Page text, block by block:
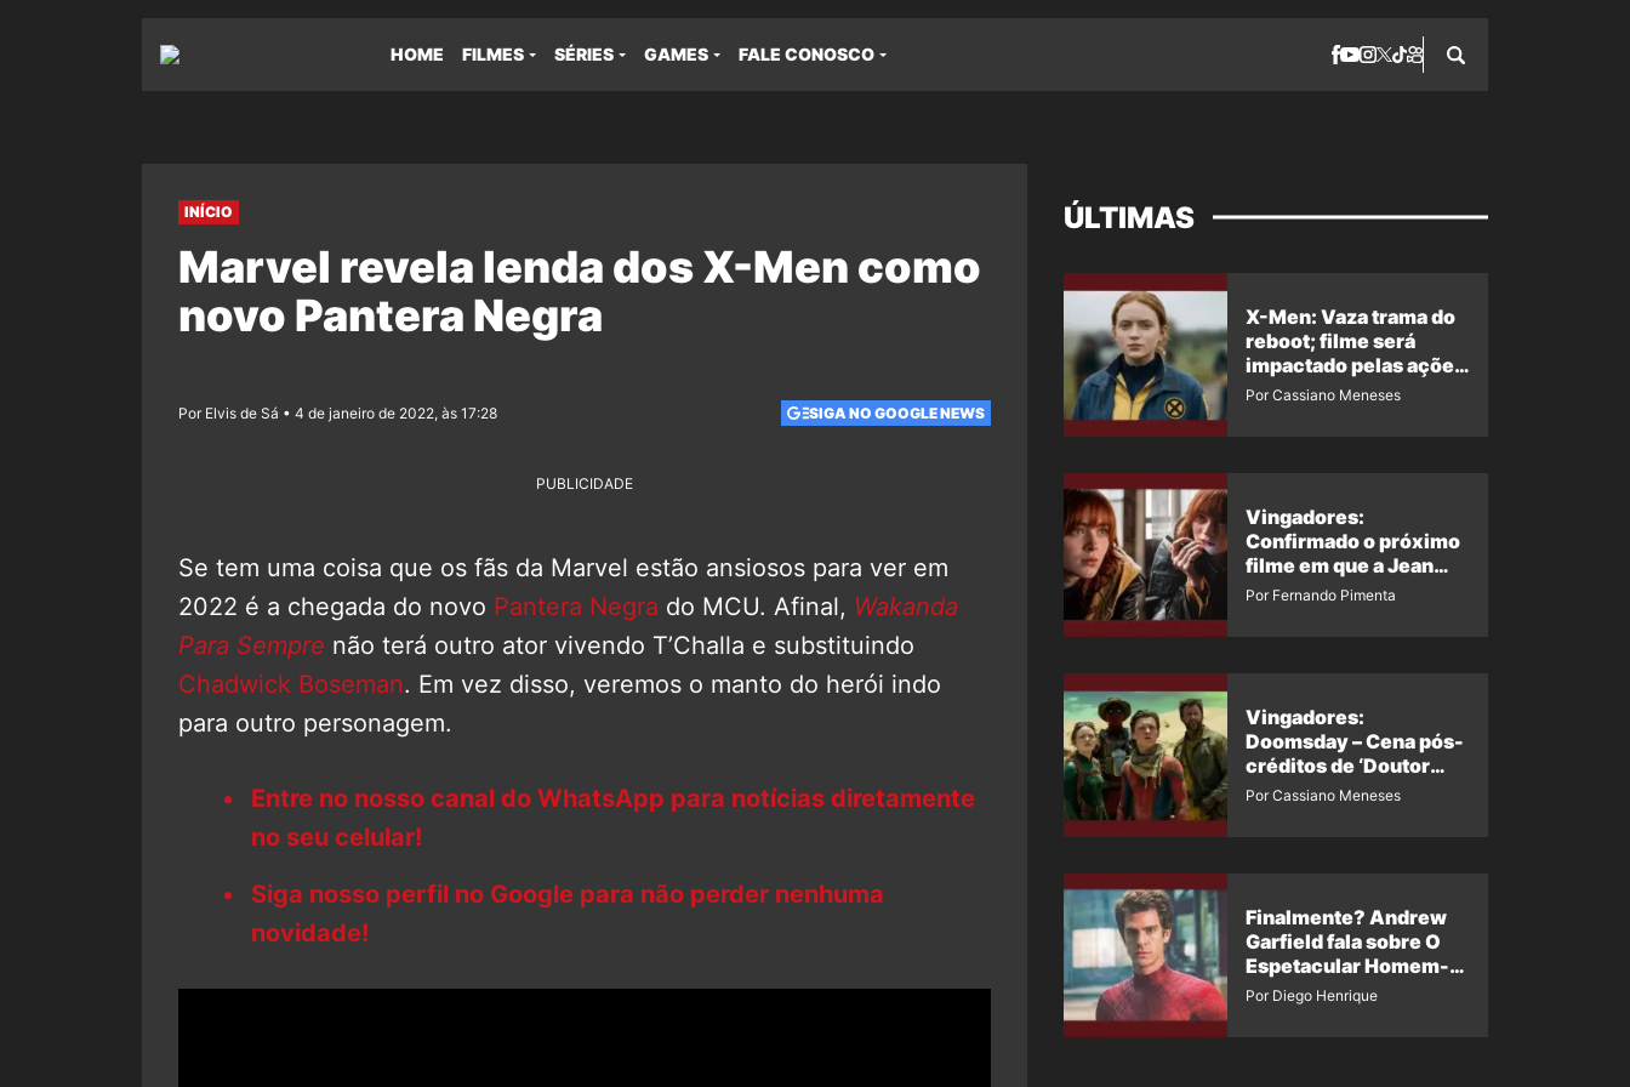
HOME FILMES SÉRIES GAMES FALE CONOSCO
INÍCIO
Marvel revela lenda dos X-Men como
novo Pantera Negra
Por Elvis de Sá • 4 de janeiro de 2022, às 17:28 SIGA NO GOOGLE NEWS
PUBLICIDADE
Se tem uma coisa que os fãs da Marvel estão ansiosos para ver em
2022 é a chegada do novo Pantera Negra do MCU. Afinal, Wakanda
Para Sempre não terá outro ator vivendo T’Challa e substituindo
Chadwick Boseman. Em vez disso, veremos o manto do herói indo
para outro personagem.
Entre no nosso canal do WhatsApp para notícias diretamente
no seu celular!
Siga nosso perfil no Google para não perder nenhuma
novidade!
ÚLTIMAS
X-Men: Vaza trama do
reboot; filme será
impactado pelas ações
de Jean Grey em
Por Cassiano Meneses
Vingadores:
Confirmado o próximo
filme em que a Jean
Grey irá aparecer
Por Fernando Pimenta
Vingadores:
Doomsday – Cena pós-
créditos de ‘Doutor
Destino’ é revelada
Por Cassiano Meneses
Finalmente? Andrew
Garfield fala sobre O
Espetacular Homem-
Aranha 3
Por Diego Henrique